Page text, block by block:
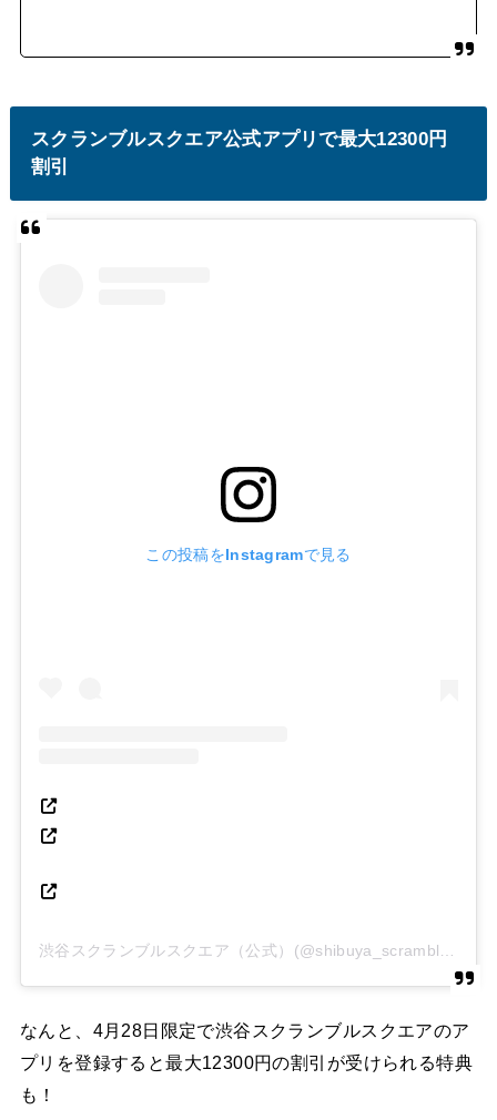
スクランブルスクエア公式アプリで最大12300円
割引
この投稿をInstagramで見る
なんと、4月28日限定で渋谷スクランブルスクエアのア
プリを登録すると最大12300円の割引が受けられる特典
も！